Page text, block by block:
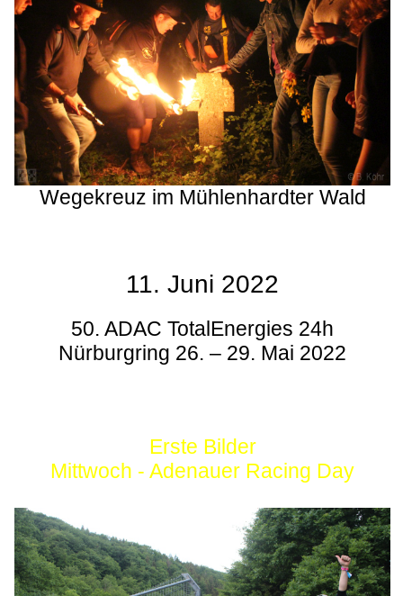
Wegekreuz im Mühlenhardter Wald
11. Juni 2022
50. ADAC TotalEnergies 24h
Nürburgring 26. – 29. Mai 2022
Erste Bilder
Mittwoch - Adenauer Racing Day